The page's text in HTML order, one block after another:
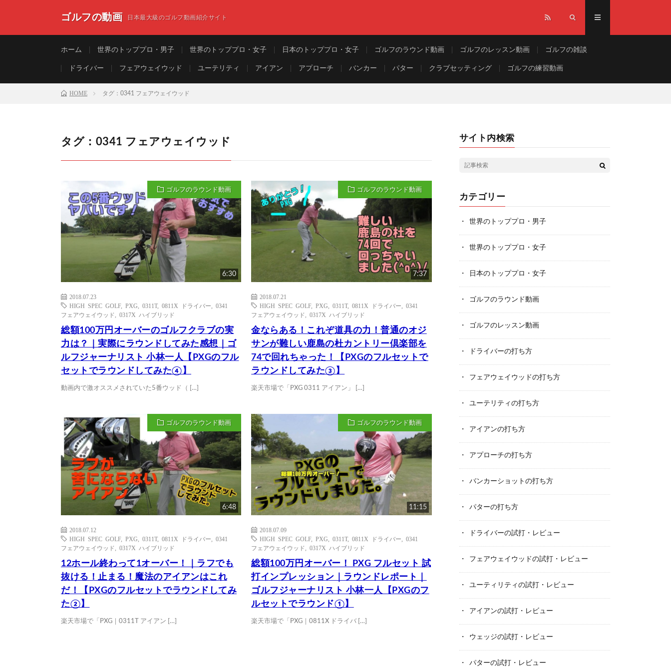
ゴルフの動画 日本最大級のゴルフ動画紹介サイト
ホーム 世界のトッププロ・男子 世界のトッププロ・女子 日本のトッププロ・女子 ゴルフのラウンド動画 ゴルフのレッスン動画 ゴルフの雑談
ドライバー フェアウェイウッド ユーテリティ アイアン アプローチ バンカー パター クラブセッティング ゴルフの練習動画
HOME タグ：0341 フェアウェイウッド
タグ：0341 フェアウェイウッド
ゴルフのラウンド動画
6:30
2018.07.23
HIGH SPEC GOLF, PXG 0311T, 0811X ドライバー
0341
フェアウェイウッド
0317X ハイブリッド
総額100万円オーバーのゴルフクラブの実
力は？｜実際にラウンドしてみた感想｜ゴ
ルフジャーナリスト 小林一人【PXGのフル
セットでラウンドしてみた④】
動画内で激オススメされていた5番ウッド（ […]
ゴルフのラウンド動画
7:37
2018.07.21
HIGH SPEC GOLF,PXG ,0311T,0811X ドライバー ,0341
フェアウェイウッド
,0317X ハイブリッド
金ならある！これぞ道具の力！普通のオジ
サンが難しい鹿島の杜カントリー倶楽部を
74で回れちゃった！【PXGのフルセットで
ラウンドしてみた③】
楽天市場で「PXG 0311 アイアン」 […]
ゴルフのラウンド動画
6:48
2018.07.12
HIGH SPEC GOLF, PXG 0311T, 0811X ドライバー
0341
フェアウェイウッド
0317X ハイブリッド
12ホール終わって1オーバー！｜ラフでも
抜ける！止まる！魔法のアイアンはこれ
だ！【PXGのフルセットでラウンドしてみ
た②】
楽天市場で「PXG｜0311T アイアン […]
ゴルフのラウンド動画
11:15
2018.07.09
HIGH SPEC GOLF,PXG ,0311T,0811X ドライバー ,0341
フェアウェイウッド
,0317X ハイブリッド
総額100万円オーバー！ PXG フルセット 試
打インプレッション｜ラウンドレポート｜
ゴルフジャーナリスト 小林一人【PXGのフ
ルセットでラウンド①】
楽天市場で「PXG｜0811X ドライバ […]
サイト内検索
カテゴリー
世界のトッププロ・男子
世界のトッププロ・女子
日本のトッププロ・女子
ゴルフのラウンド動画
ゴルフのレッスン動画
ドライバーの打ち方
フェアウェイウッドの打ち方
ユーテリティの打ち方
アイアンの打ち方
アプローチの打ち方
バンカーショットの打ち方
パターの打ち方
ドライバーの試打・レビュー
フェアウェイウッドの試打・レビュー
ユーティリティの試打・レビュー
アイアンの試打・レビュー
ウェッジの試打・レビュー
パターの試打・レビュー